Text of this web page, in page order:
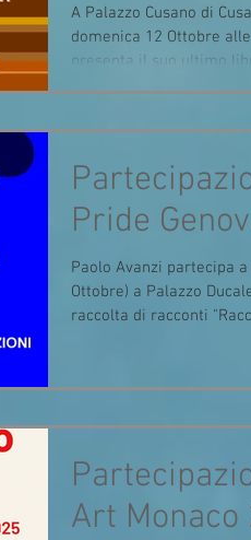
A Palazzo Cusano di
domenica 12 Ottobre
presenta il suo ultimo
Pride
Paolo Avanzi partecipa a
Ottobre) a Palazzo
raccolta di racconti
Art Monaco